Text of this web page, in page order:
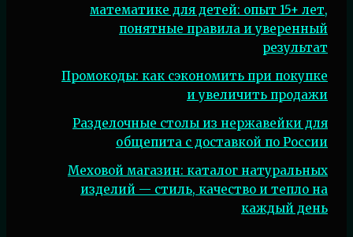
математике для детей: опыт 15+ лет,
понятные правила и уверенный
результат
Промокоды: как сэкономить при покупке
и увеличить продажи
Разделочные столы из нержавейки для
общепита с доставкой по России
Меховой магазин: каталог натуральных
изделий — стиль, качество и тепло на
каждый день